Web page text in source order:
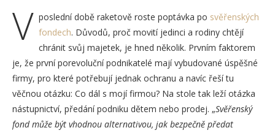
V poslední době raketově roste poptávka po svěřenských
fondech. Důvodů, proč movití jedinci a rodiny chtějí
chránit svůj majetek, je hned několik. Prvním faktorem
je, že první porevoluční podnikatelé mají vybudované úspěšné
firmy, pro které potřebují jednak ochranu a navíc řeší tu
věčnou otázku: Co dál s mojí firmou? Na stole tak leží otázka
nástupnictví, předání podniku dětem nebo prodej. „Svěřenský
fond může být vhodnou alternativou, jak bezpečně předat